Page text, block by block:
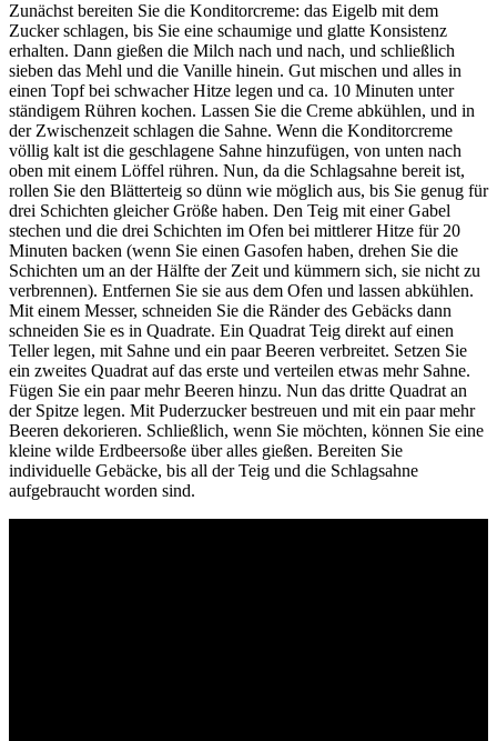
Zunächst bereiten Sie die Konditorcreme: das Eigelb mit dem
Zucker schlagen, bis Sie eine schaumige und glatte Konsistenz
erhalten. Dann gießen die Milch nach und nach, und schließlich
sieben das Mehl und die Vanille hinein. Gut mischen und alles in
einen Topf bei schwacher Hitze legen und ca. 10 Minuten unter
ständigem Rühren kochen. Lassen Sie die Creme abkühlen, und in
der Zwischenzeit schlagen die Sahne. Wenn die Konditorcreme
völlig kalt ist die geschlagene Sahne hinzufügen, von unten nach
oben mit einem Löffel rühren. Nun, da die Schlagsahne bereit ist,
rollen Sie den Blätterteig so dünn wie möglich aus, bis Sie genug für
drei Schichten gleicher Größe haben. Den Teig mit einer Gabel
stechen und die drei Schichten im Ofen bei mittlerer Hitze für 20
Minuten backen (wenn Sie einen Gasofen haben, drehen Sie die
Schichten um an der Hälfte der Zeit und kümmern sich, sie nicht zu
verbrennen). Entfernen Sie sie aus dem Ofen und lassen abkühlen.
Mit einem Messer, schneiden Sie die Ränder des Gebäcks dann
schneiden Sie es in Quadrate. Ein Quadrat Teig direkt auf einen
Teller legen, mit Sahne und ein paar Beeren verbreitet. Setzen Sie
ein zweites Quadrat auf das erste und verteilen etwas mehr Sahne.
Fügen Sie ein paar mehr Beeren hinzu. Nun das dritte Quadrat an
der Spitze legen. Mit Puderzucker bestreuen und mit ein paar mehr
Beeren dekorieren. Schließlich, wenn Sie möchten, können Sie eine
kleine wilde Erdbeersoße über alles gießen. Bereiten Sie
individuelle Gebäcke, bis all der Teig und die Schlagsahne
aufgebraucht worden sind.